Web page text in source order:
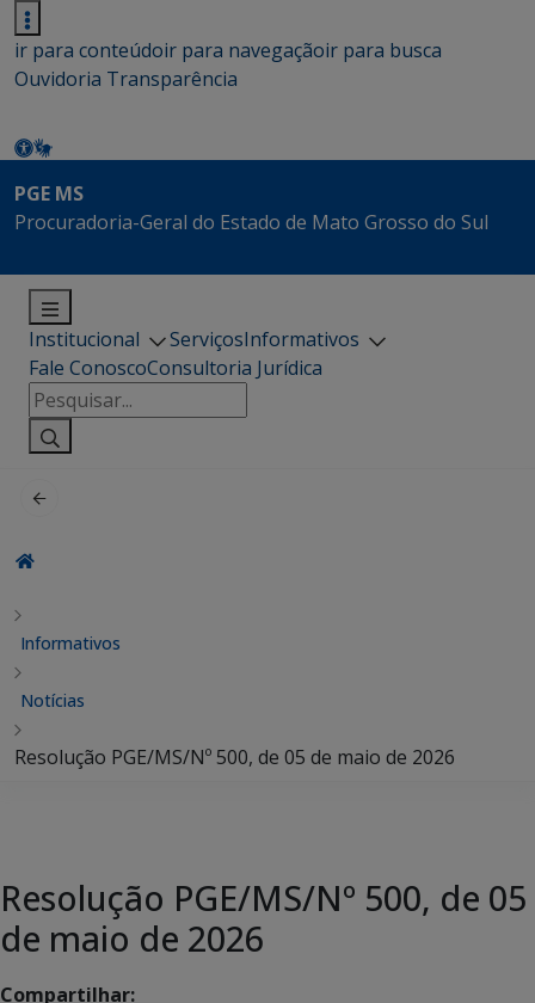
ir para conteúdoir para navegaçãoir para busca
Ouvidoria Transparência
PGE MS
Procuradoria-Geral do Estado de Mato Grosso do Sul
Institucional ServiçosInformativos
Fale ConoscoConsultoria Jurídica
Pesquisar
por:
Informativos
Notícias
Resolução PGE/MS/Nº 500, de 05 de maio de 2026
Resolução PGE/MS/Nº 500, de 05
de maio de 2026
Compartilhar: